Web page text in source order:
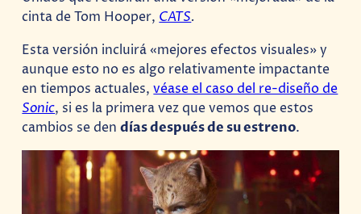
cinta de Tom Hooper, CATS.
Esta versión incluirá «mejores efectos visuales» y
aunque esto no es algo relativamente impactante
en tiempos actuales,véase el caso del re-diseño de
Sonic, si es la primera vez que vemos que estos
cambios se dendías después de su estreno.